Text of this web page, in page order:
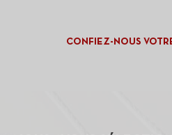
CONFIEZ-NOUS